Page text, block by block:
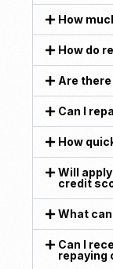
How
How do
Are
Can I
How
Will
credit
What
Can I
repaying